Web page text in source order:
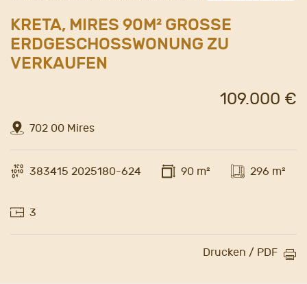
KRETA, MIRES 90M² GROSSE E
RDGESCHOSSWONUNG ZU V
ERKAUFEN
702 00 Mires
109.000 €
383415 2025180-624 90 m² 296 m²
3
Drucken / PDF